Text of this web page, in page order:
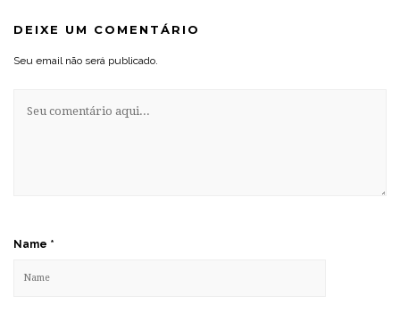
DEIXE UM COMENTÁRIO
Seu email não será publicado.
Name *